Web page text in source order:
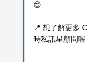
😊
📍 想了解更多
時私訊星顧問喔